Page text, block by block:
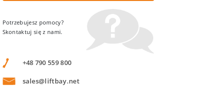
Potrzebujesz pomocy?
Skontaktuj się z nami.
+48 790 559 800
sales@liftbay.net